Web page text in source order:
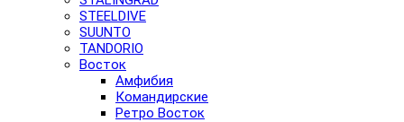
STEELDIVE
SUUNTO
TANDORIO
Восток
Амфибия
Командирские
Ретро Восток